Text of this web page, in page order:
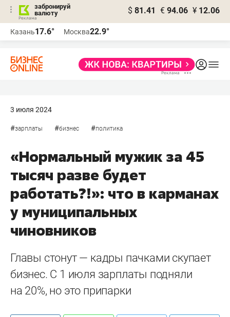
забронируй
валюту
$ 81.41 € 94.06 ¥ 12.06
Казань17.6° Москва22.9°
3 июля 2024
#зарплаты #бизнес #политика
«Нормальный мужик за 45
тысяч разве будет
работать?!»: что в карманах
у муниципальных
чиновников
Главы стонут — кадры пачками скупает
бизнес. С 1 июля зарплаты подняли
на 20%, но это припарки